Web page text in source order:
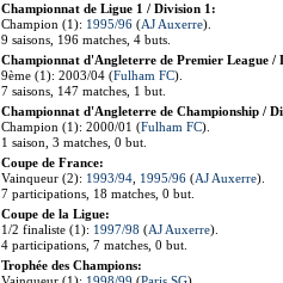
Championnat de Ligue 1 / Division 1:
Champion (1): 1995/96 (AJ Auxerre).
9 saisons, 196 matches, 4 buts.
Championnat d'Angleterre de Premier League /
9ème (1): 2003/04 (Fulham FC).
7 saisons, 147 matches, 1 but.
Championnat d'Angleterre de Championship /
Champion (1): 2000/01 (Fulham FC).
1 saison, 3 matches, 0 but.
Coupe de France:
Vainqueur (2): 1993/94 1995/96 (AJ Auxerre).
7 participations, 18 matches, 0 but.
Coupe de la Ligue:
1/2 finaliste (1): 1997/98 (AJ Auxerre).
4 participations, 7 matches, 0 but.
Trophée des Champions: